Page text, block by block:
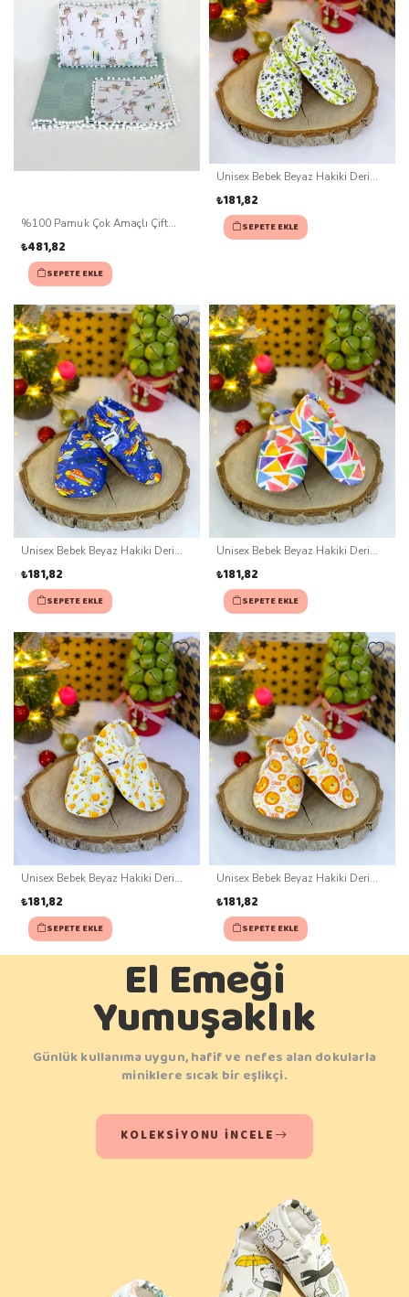
%100 Pamuk Çok Amaçlı Çift
₺481,82
SEPETE EKLE
Unisex Bebek Beyaz Hakiki Deri
₺181,82
SEPETE EKLE
Unisex Bebek Beyaz Hakiki Deri
₺181,82
SEPETE EKLE
Unisex Bebek Beyaz Hakiki Deri
₺181,82
SEPETE EKLE
Unisex Bebek Beyaz Hakiki Deri
₺181,82
SEPETE EKLE
Unisex Bebek Beyaz Hakiki Deri
₺181,82
SEPETE EKLE
El Emeği
Yumuşaklık
Günlük kullanıma uygun, hafif ve nefes alan dokularla
miniklere sıcak bir eşlikçi.
KOLEKSIYONU İNCELE